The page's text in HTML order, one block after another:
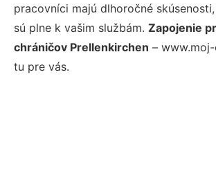
pracovníci majú dlhoročné
sú plne k vašim službám. Zapojenie
chráničov Prellenkirchen –
tu pre vás.